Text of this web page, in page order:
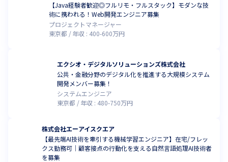
【Java経験者歓迎◎フルリモ・フルスタック】モダンな技
術に携われる！Web開発エンジニア募集
プロジェクトマネージャー
東京都
年収 : 400-600万円
エクシオ・デジタルソリューションズ株式会社
公共・金融分野のデジタル化を推進する大規模システム
開発メンバー募集！
システムエンジニア
東京都
年収 : 480-750万円
株式会社エーアイスクエア
【最先端AI技術を牽引する機械学習エンジニア】在宅/フレッ
クス勤務可｜顧客接点の行動化を支える自然言語処理AI技術者
を募集